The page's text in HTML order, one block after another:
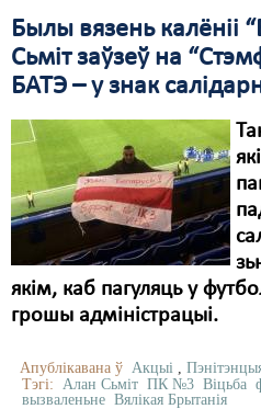
Былы вязень калёніі
Сьміт заўзеў на
БАТЭ – у знак
якім, каб пагуляць у
грошы адміністрацыі.
Апублікавана ў Акцыі
Тэгі:
Алан Сьміт ПК №3 Віцьба
вызваленьне Вялікая Брытанія